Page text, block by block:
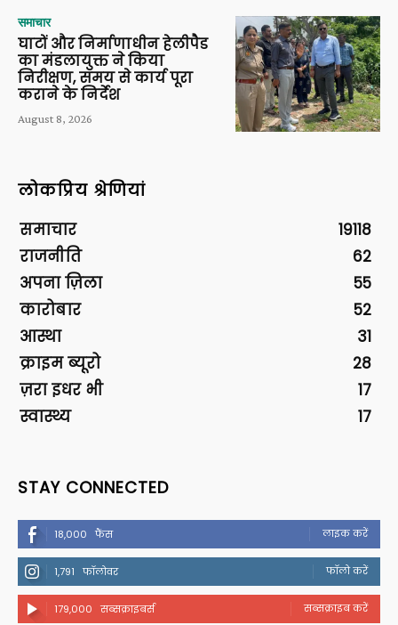
समाचार
घाटों और निर्माणाधीन हेलीपैड
का मंडलायुक्त ने किया
निरीक्षण, समय से कार्य पूरा
कराने के निर्देश
August 8, 2026
लोकप्रिय श्रेणियां
समाचार
19118
राजनीति
62
अपना ज़िला
55
कारोबार
52
आस्था
31
क्राइम ब्यूरो
28
ज़रा इधर भी
17
स्वास्थ्य
17
STAY CONNECTED
18,000 फैंस लाइक करें
1,791 फॉलोवर फॉलो करें
179,000 सब्सक्राइबर्स सब्सक्राइब करें